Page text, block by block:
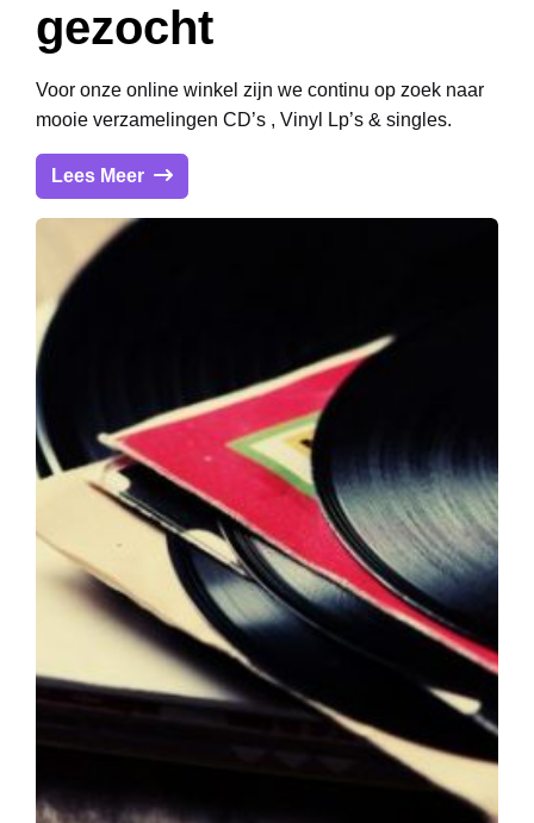
gezocht
Voor onze online winkel zijn we continu op zoek naar
mooie verzamelingen CD’s , Vinyl Lp’s & singles.
Lees Meer